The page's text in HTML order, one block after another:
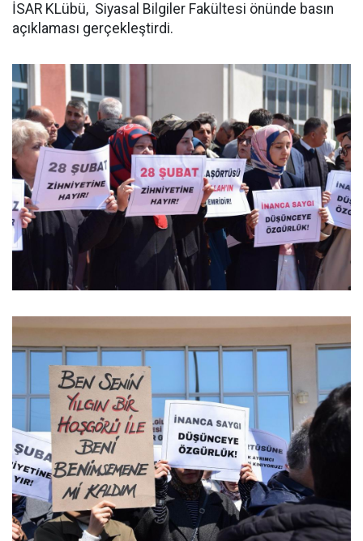
İSAR KLübü, Siyasal Bilgiler Fakültesi önünde basın
açıklaması gerçekleştirdi.